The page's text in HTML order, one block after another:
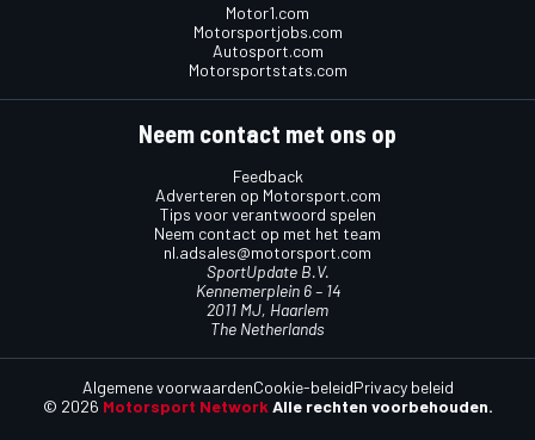
Motor1.com
Motorsportjobs.com
Autosport.com
Motorsportstats.com
Neem contact met ons op
Feedback
Adverteren op Motorsport.com
Tips voor verantwoord spelen
Neem contact op met het team
nl.adsales@motorsport.com
SportUpdate B.V.
Kennemerplein 6 – 14
2011 MJ, Haarlem
The Netherlands
© 2026 Motorsport Network Alle rechten voorbehouden.
Algemene voorwaardenCookie-beleidPrivacy beleid